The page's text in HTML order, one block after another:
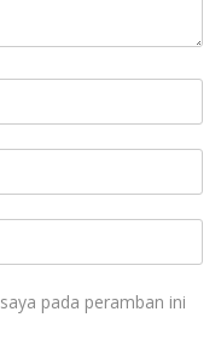
pada peramban ini